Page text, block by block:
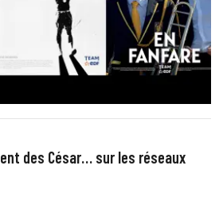
des César… sur les réseaux